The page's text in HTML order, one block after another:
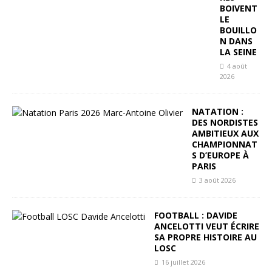
BOIVENT
LE
BOUILLO
N DANS
LA SEINE
4 août
2026
NATATION :
DES NORDISTES
AMBITIEUX AUX
CHAMPIONNAT
S D’EUROPE À
PARIS
3 août 2026
FOOTBALL : DAVIDE
ANCELOTTI VEUT ÉCRIRE
SA PROPRE HISTOIRE AU
LOSC
16 juillet 2026